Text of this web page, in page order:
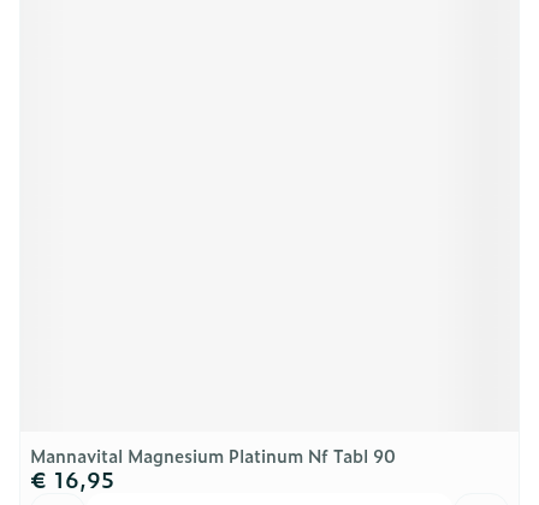
Mannavital Magnesium Platinum Nf Tabl 90
€ 16,95